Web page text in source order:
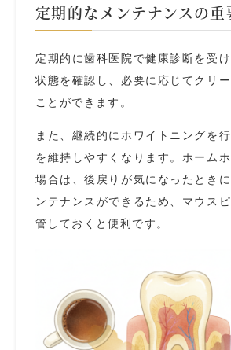
定期的なメンテナンスの重
定期的に歯科医院で健康診断を受
状態を確認し、必要に応じてクリ
ことができます。
また、継続的にホワイトニングを
を維持しやすくなります。ホーム
場合は、後戻りが気になったとき
ンテナンスができるため、マウス
管しておくと便利です。